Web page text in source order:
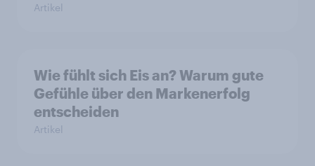
Artikel
Wie fühlt sich Eis an? Warum gute
Gefühle über den Markenerfolg
entscheiden
Artikel